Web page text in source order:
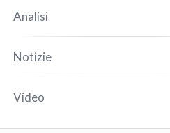
Analisi
Notizie
Video